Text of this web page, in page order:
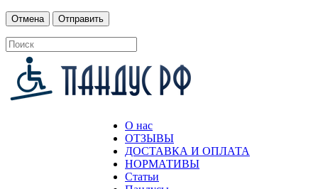
О нас
ОТЗЫВЫ
ДОСТАВКА И ОПЛАТА
НОРМАТИВЫ
Статьи